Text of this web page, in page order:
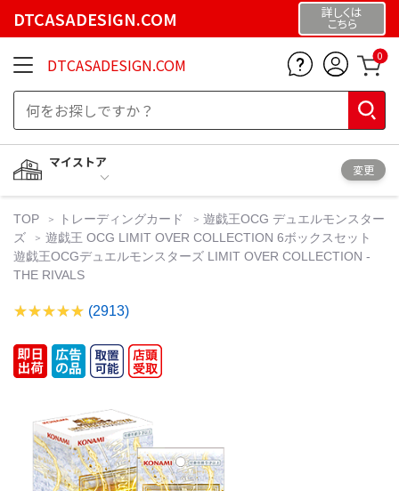
DTCASADESIGN.COM 詳しくは
こちら
DTCASADESIGN.COM 0
マイストア
変更
TOP トレーディングカード
遊戯王OCG デュエルモンスター
ズ
遊戯王 OCG LIMIT OVER COLLECTION 6ボックスセット
遊戯王OCGデュエルモンスターズ LIMIT OVER COLLECTION -
THE RIVALS
(2913)